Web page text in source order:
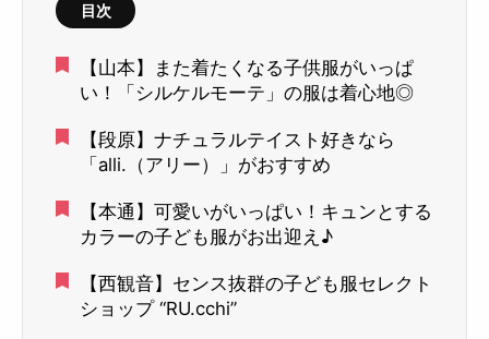
目次
【山本】また着たくなる子供服がいっぱ
い！「シルケルモーテ」の服は着心地◎
【段原】ナチュラルテイスト好きなら
「alli.（アリー）」がおすすめ
【本通】可愛いがいっぱい！キュンとする
カラーの子ども服がお出迎え♪
【西観音】センス抜群の子ども服セレクト
ショップ “RU.cchi”